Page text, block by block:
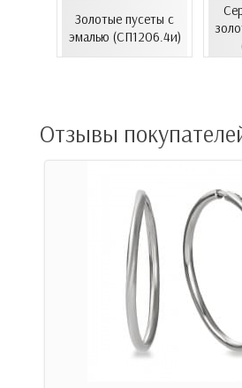
Золотые пусеты с
эмалью (СП1206.4и)
Отзывы